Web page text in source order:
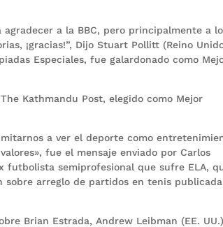
a la BBC, pero principalmente a
¡gracias!”, Dijo Stuart Pollitt (Reino
Especiales, fue galardonado como
Kathmandu Post, elegido como Mejor
a ver el deporte como
fue el mensaje enviado por Carlos
futbolista semiprofesional que sufre ELA,
sobre arreglo de partidos en tenis
Brian Estrada, Andrew Leibman (EE.